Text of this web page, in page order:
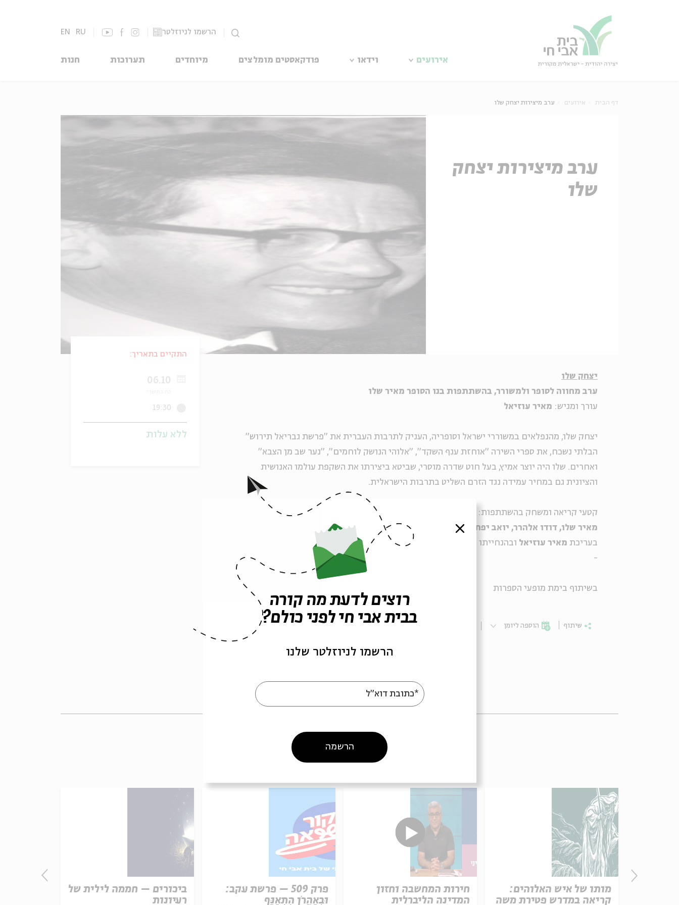
הרשמו לניוזלטר EN RU
אירועים וידאו פודקאסטים מומלצים מיוחדים תערוכות חנות
דף הבית אירועים ערב מיצירות יצחק שלו
ערב מיצירות יצחק
שלו
יצחק שלו
ערב מחווה לסופר ולמשורר, בהשתתפות בנו הסופר מאיר שלו
עורך ומגיש: מאיר עוזיאל
יצחק שלו, מהנפלאים במשוררי ישראל וסופריה, העניק לתרבות העברית את "פרשת גבריאל תירוש"
הבלתי נשכח, את ספרי השירה "אוחזת ענף השקד", "אלוהי הנושק לוחמים", "נער שב מן הצבא"
ואחרים. שלו היה יוצר אמיץ, בעל חוט שדרה מוסרי, שביטא ביצירתו את השקפת עולמו האנושית
והציונית גם במחיר עמידה נגד הזרם השליט בתרבות הישראלית.
קטעי קריאה ומשחק בהשתתפות:
מאיר שלו, דודו אלהרר, יואב יפת , נטלי עטיה, דן כנר, יעל כפתורי, אלכס בלסקי
בעריכת מאיר עוזיאל ובהנחייתו
-
בשיתוף בימת מופעי הספרות
שיתוף הוספה ליומן
התקיים בתאריך:
06.10
19:30
ללא עלות
עוד בבית אבי חי
ביכורים – חממה לילית של
רעיונות
פרק 509 – פרשת עקב:
וּבְאַהֲרֹן הִתְאַנַּף
חירות המחשבה וחזון
המדינה הליברלית
מותו של איש האלוהים:
קריאה במדרש פטירת משה
סגור
רוצים לדעת מה קורה
בבית אבי חי לפני כולם?
הרשמו לניוזלטר שלנו
*כתובת דוא"ל
הרשמה